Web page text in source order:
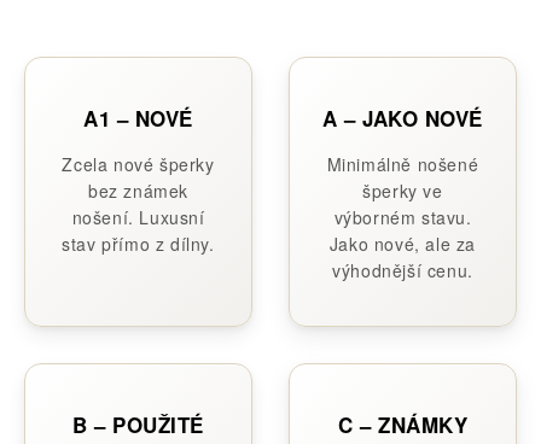
A1 – NOVÉ
Zcela nové šperky
bez známek
nošení. Luxusní
stav přímo z dílny.
A – JAKO NOVÉ
Minimálně nošené
šperky ve
výborném stavu.
Jako nové, ale za
výhodnější cenu.
B – POUŽITÉ
C – ZNÁMKY